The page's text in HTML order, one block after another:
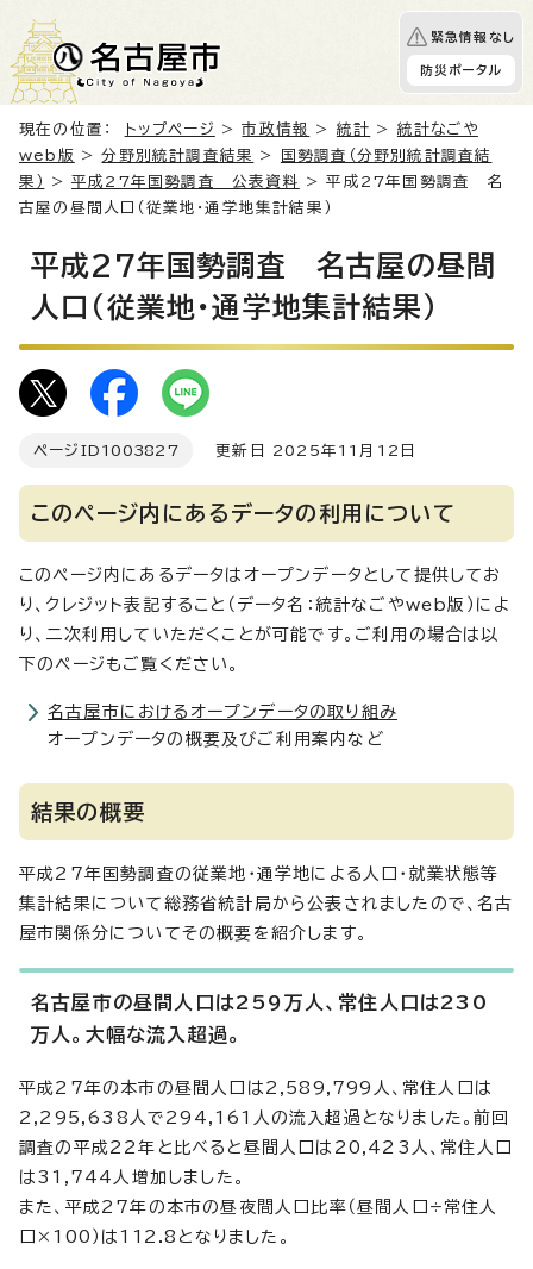
緊急情報なし
防災ポータル
現在の位置： トップページ >市政情報 > 統計 > 統計なごや
web版 >分野別統計調査結果 >
国勢調査（分野別統計調査結
果）
>平成27年国勢調査 公表資料
> 平成27年国勢調査 名
古屋の昼間人口（従業地・通学地集計結果）
平成27年国勢調査 名古屋の昼間
人口（従業地・通学地集計結果）
ページID 1003827 更新日 2025年11月12日
このページ内にあるデータの利用について
このページ内にあるデータはオープンデータとして提供してお
り、クレジット表記すること（データ名：統計なごやweb版）によ
り、二次利用していただくことが可能です。ご利用の場合は以
下のページもご覧ください。
名古屋市におけるオープンデータの取り組み
オープンデータの概要及びご利用案内など
結果の概要
平成27年国勢調査の従業地・通学地による人口・就業状態等
集計結果について総務省統計局から公表されましたので、名古
屋市関係分についてその概要を紹介します。
名古屋市の昼間人口は259万人、常住人口は230
万人。大幅な流入超過。
平成27年の本市の昼間人口は2,589,799人、常住人口は
2,295,638人で294,161人の流入超過となりました。前回
調査の平成22年と比べると昼間人口は20,423人、常住人口
は31,744人増加しました。
また、平成27年の本市の昼夜間人口比率（昼間人口÷常住人
口×100）は112.8となりました。